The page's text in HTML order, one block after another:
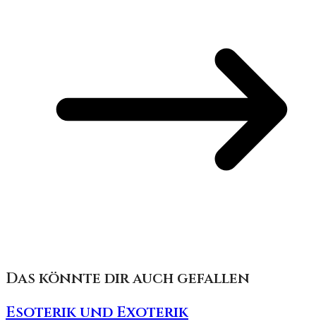
Das könnte dir auch gefallen
Esoterik und Exoterik